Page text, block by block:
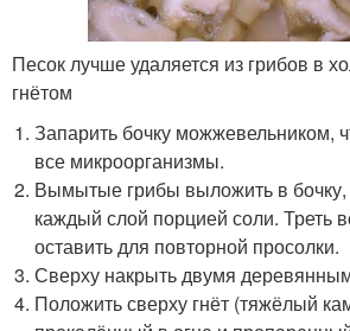
Песок лучше удаляется из грибов в
гнётом
Запарить бочку можжевельником,
все микроорганизмы.
Вымытые грибы выложить в бочку,
каждый слой порцией соли. Треть
оставить для повторной просолки.
Сверху накрыть двумя
Положить сверху гнёт (тяжёлый